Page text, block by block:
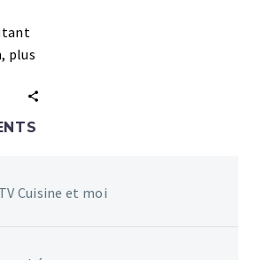
plus
Cuisine et moi